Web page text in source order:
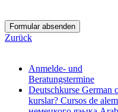
Formular absenden
Zurück
Anmelde- und
Beratungstermine
Deutschkurse German
kurslar? Cursos de